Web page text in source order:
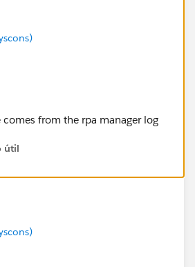
comes from the rpa manager log
útil